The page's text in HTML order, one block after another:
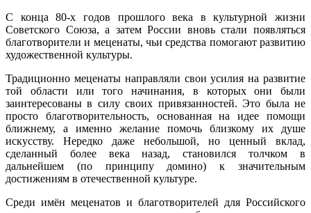
С конца 80-х годов прошлого века в культурной жизни
Советского Союза, а затем России вновь стали появляться
благотворители и меценаты, чьи средства помогают развитию
художественной культуры.
Традиционно меценаты направляли свои усилия на развитие
той области или того начинания, в которых они были
заинтересованы в силу своих привязанностей. Это была не
просто благотворительность, основанная на идее помощи
ближнему, а именно желание помочь близкому их душе
искусству. Нередко даже небольшой, но ценный вклад,
сделанный более века назад, становился толчком в
дальнейшем (по принципу домино) к значительным
достижениям в отечественной культуре.
Среди имён меценатов и благотворителей для Российского